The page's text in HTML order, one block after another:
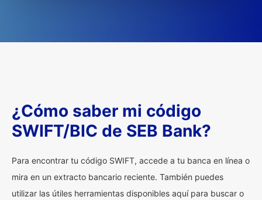
¿Cómo saber mi código
SWIFT/BIC de SEB Bank?
Para encontrar tu código SWIFT, accede a tu banca en línea o
mira en un extracto bancario reciente. También puedes
utilizar las útiles herramientas disponibles aquí para buscar o